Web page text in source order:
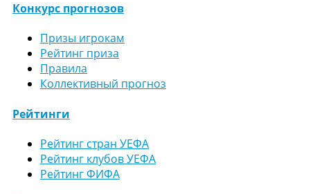
Конкурс прогнозов
Призы игрокам
Рейтинг приза
Правила
Коллективный прогноз
Рейтинги
Рейтинг стран УЕФА
Рейтинг клубов УЕФА
Рейтинг ФИФА